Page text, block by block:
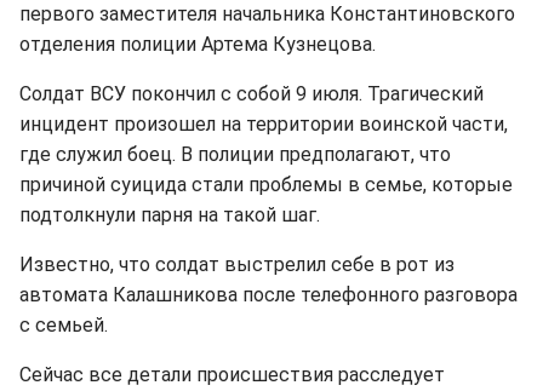
первого заместителя начальника Константиновского
отделения полиции Артема Кузнецова.
Солдат ВСУ покончил с собой 9 июля. Трагический
инцидент произошел на территории воинской части,
где служил боец. В полиции предполагают, что
причиной суицида стали проблемы в семье, которые
подтолкнули парня на такой шаг.
Известно, что солдат выстрелил себе в рот из
автомата Калашникова после телефонного разговора
с семьей.
Сейчас все детали происшествия расследует